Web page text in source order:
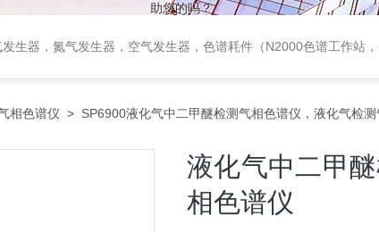
助您的吗？
，色谱柱、阀件、进样器、色谱担体），顶空进样器，热解析仪，紫外分光光度计，原子吸收分光光度计，傅立叶红外光谱仪，分析天平等常规实验室产品。
相色谱仪 > SP6900液化气中二甲醚检测气相色谱仪，液化气检测
液化气中二甲
相色谱仪